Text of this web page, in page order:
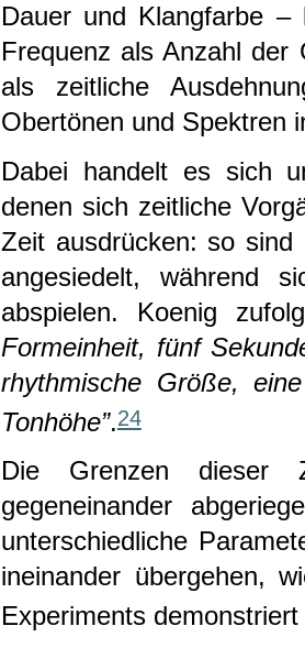
Dauer und Klangfarbe –
Frequenz als Anzahl der
als zeitliche
Obertönen und Spektren
Dabei handelt es sich
denen sich zeitliche
Zeit ausdrücken: so sind
angesiedelt, während
abspielen. Koenig
Formeinheit, fünf
rhythmische Größe,
Tonhöhe”.24
Die Grenzen dieser
gegeneinander
unterschiedliche
ineinander übergehen,
Experiments